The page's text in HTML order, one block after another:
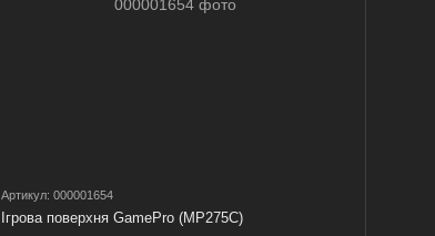
Артикул: 000001654
Ігрова поверхня GamePro (MP275C)